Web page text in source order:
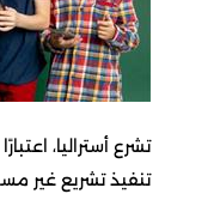
تشرع أستراليا،
تنفيذ تشريع غير